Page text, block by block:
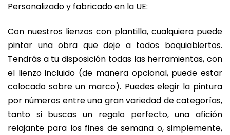
Personalizado y fabricado en la UE:
Con nuestros lienzos con plantilla, cualquiera puede
pintar una obra que deje a todos boquiabiertos.
Tendrás a tu disposición todas las herramientas, con
el lienzo incluido (de manera opcional, puede estar
colocado sobre un marco). Puedes elegir la pintura
por números entre una gran variedad de categorías,
tanto si buscas un regalo perfecto, una afición
relajante para los fines de semana o, simplemente,
media
producto
es
de
0,0
sobre
5
estrellas.